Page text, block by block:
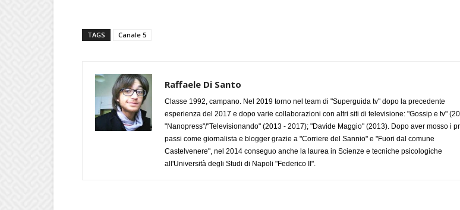
TAGS Canale 5
Raffaele Di Santo
Classe 1992, campano. Nel 2019 torno nel team di "Superguida tv" dopo la precedente
esperienza del 2017 e dopo varie collaborazioni con altri siti di televisione: "Gossip e tv"
"Nanopress"/"Televisionando" (2013 - 2017); "Davide Maggio" (2013). Dopo aver mosso i
passi come giornalista e blogger grazie a "Corriere del Sannio" e "Fuori dal comune
Castelvenere", nel 2014 conseguo anche la laurea in Scienze e tecniche psicologiche
all'Università degli Studi di Napoli "Federico II".